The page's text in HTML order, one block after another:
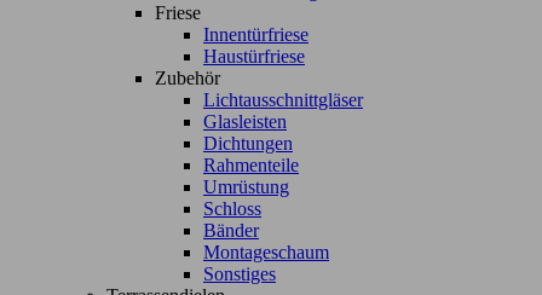
Friese
Innentürfriese
Haustürfriese
Zubehör
Lichtausschnittgläser
Glasleisten
Dichtungen
Rahmenteile
Umrüstung
Schloss
Bänder
Montageschaum
Sonstiges